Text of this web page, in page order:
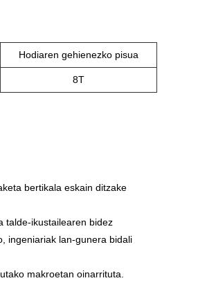
Hodiaren gehienezko pisua
8T
bertikala eskain ditzake
talde-ikustailearen bidez
ingeniariak lan-gunera bidali
makroetan oinarrituta.